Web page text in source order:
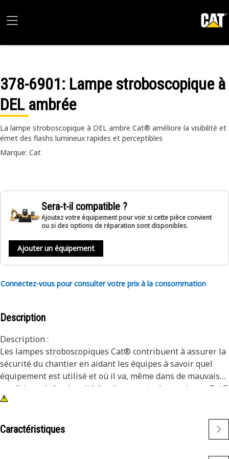
378-6901: Lampe stroboscopique à
DEL ambrée
La lampe stroboscopique à DEL ambre Cat® améliore la visibilité et
émet des flashs lumineux rapides et perceptibles
Marque: Cat
Sera-t-il compatible ?
Ajoutez votre équipement pour voir si cette pièce convient
ou si des options de réparation sont disponibles.
Ajouter un équipement
Connectez-vous pour consulter votre prix à la consommation
Description
Description :
Les lampes stroboscopiques Cat® contribuent à assurer la
sécurité du chantier en aidant les équipes à savoir quel
équipement est utilisé et où il va, même dans de mauvaises
conditions de luminosité. Les lampes stroboscopiques Cat®
offrent également des éclairages très brillants qui servent
résistent aux vibrations ainsi qu'à presque toutes les
conditions du chantier.
Caractéristiques